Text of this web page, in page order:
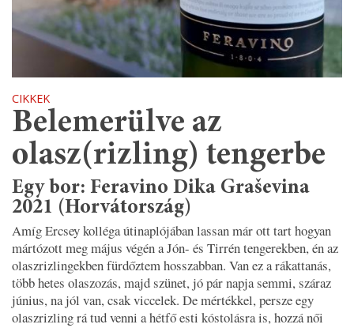
CIKKEK
Belemerülve az
olasz(rizling) tengerbe
Egy bor: Feravino Dika Graševina
2021 (Horvátország)
Amíg Ercsey kolléga útinaplójában lassan már ott tart hogyan
mártózott meg május végén a Jón- és Tirrén tengerekben, én az
olaszrizlingekben fürdőztem hosszabban. Van ez a rákattanás,
több hetes olaszozás, majd szünet, jó pár napja semmi, száraz
június, na jól van, csak viccelek. De mértékkel, persze egy
olaszrizling rá tud venni a hétfő esti kóstolásra is, hozzá női